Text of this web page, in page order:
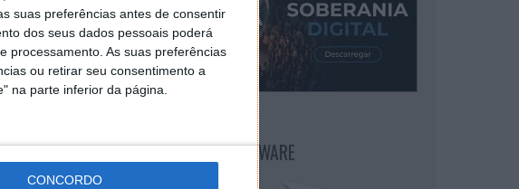
suas preferências antes de consentir
dos seus dados pessoais poderá
processamento. As suas preferências
ou retirar seu consentimento a
na parte inferior da página.
CONCORDO
NEWSLETTER PPLWARE